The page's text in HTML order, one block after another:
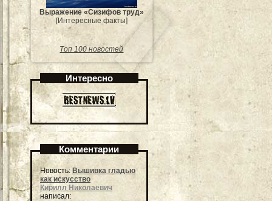
Выражение «Сизифов труд»
[Интересные факты]
Топ 100 новостей
Интересно
Комментарии
Новость: Вышивка гладью
как искусство
Кирилл Николаевич
написал: